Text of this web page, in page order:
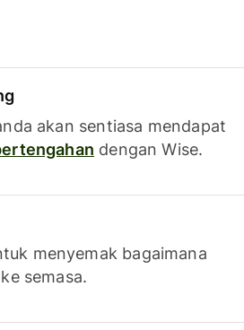
akan sentiasa mendapat
dengan Wise.
menyemak bagaimana
semasa.